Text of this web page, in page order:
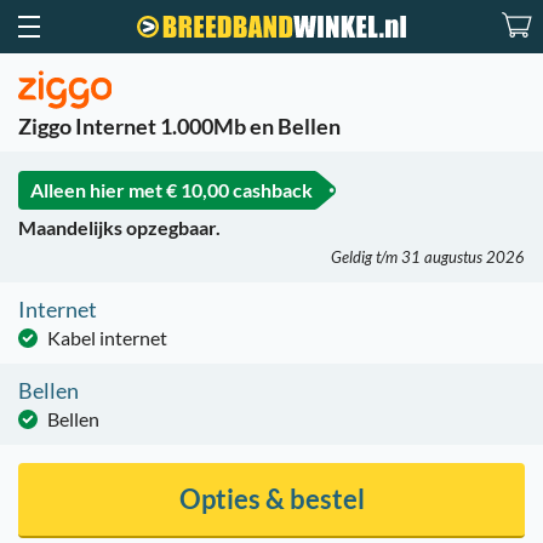
Ziggo Internet 1.000Mb en Bellen
Alleen hier met€ 10,00 cashback
Maandelijks opzegbaar.
Geldig t/m 31 augustus 2026
Internet
Kabel internet
Bellen
Bellen
Opties & bestel